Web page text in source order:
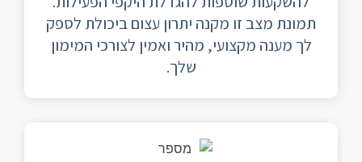
תמונת מצב זו מקנה יתרון עצום ביכולת לספק
לך מענה מקצועי, מהיר ואמין לצורכי המימון
שלך.